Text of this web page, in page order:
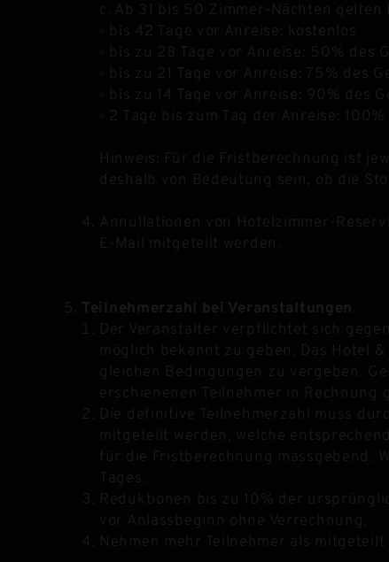
c. Ab 31 bis 50 Zimmer-Nächten
◦ bis 42 Tage vor Anreise: kostenlos
◦ bis zu 28 Tage vor Anreise: 50%
◦ bis zu 21 Tage vor Anreise: 75% des
◦ bis zu 14 Tage vor Anreise: 90% des
◦ 2 Tage bis zum Tag der Anreise:
Hinweis: Für die Fristberechnung ist
deshalb von Bedeutung sein, ob die
Annullationen von Hotelzimmer-
E-Mail mitgeteilt werden.
Teilnehmerzahl bei Veranstaltungen
Der Veranstalter verpflichtet sich
möglich bekannt zu geben. Das Hotel
gleichen Bedingungen zu vergeben.
erschienenen Teilnehmer in
Die definitive Teilnehmerzahl muss
mitgeteilt werden, welche
für die Fristberechnung massgebend.
Tages.
Reduktionen bis zu 10% der
vor Anlassbeginn ohne Verrechnung.
Nehmen mehr Teilnehmer als